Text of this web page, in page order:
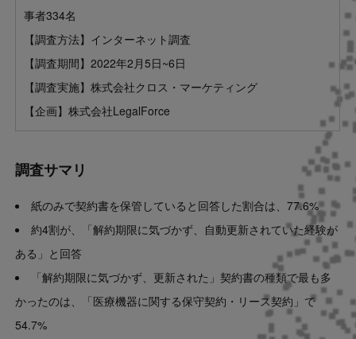
事者334名
【調査方法】インターネット調査
【調査期間】2022年2月5日~6日
【調査実施】株式会社クロス・マーケティング
【企画】株式会社LegalForce
調査サマリ
紙のみで契約書を保管していると回答した割合は、77.6%
約4割が、「解約期限に気づかず、自動更新されていた経験が
ある」と回答
「解約期限に気づかず、更新された」契約書の種類で最も多
かったのは、「医療機器に関する保守契約・リース契約」で
54.7%